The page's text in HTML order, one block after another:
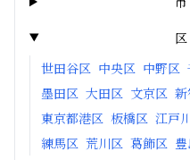
区
世田谷区 中央区 中野区
墨田区 大田区 文京区
東京都港区 板橋区 江戸
練馬区 荒川区 葛飾区